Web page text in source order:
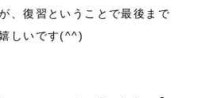
、復習ということで最後まで
しいです(^^)